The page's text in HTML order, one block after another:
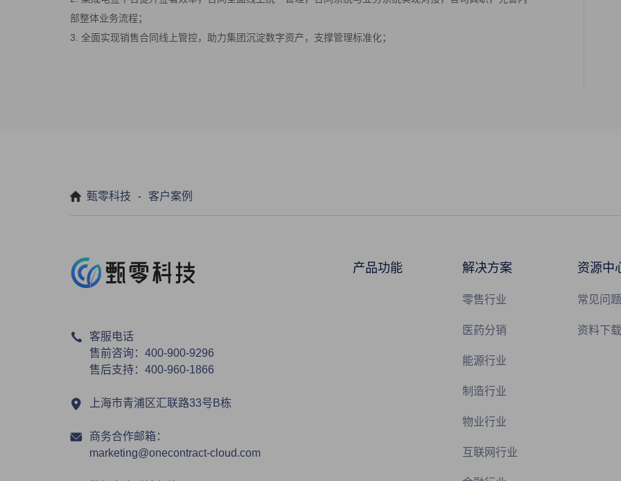
部整体业务流程；
3. 全面实现销售合同线上管控，助力集团沉淀数字资产，支撑管理标准化；
甄零科技 - 客户案例
客服电话
售前咨询：400-900-9296
售后支持：400-960-1866
上海市青浦区汇联路33号B栋
商务合作邮箱：
marketing@onecontract-cloud.com
产品功能 解决方案
零售行业
医药分销
能源行业
制造行业
物业行业
互联网行业
资源中
常见问题
资料下载